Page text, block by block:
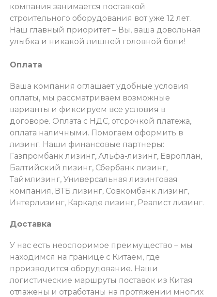
компания занимается поставкой
строительного оборудования вот уже 12 лет.
Наш главный приоритет – Вы, ваша довольная
улыбка и никакой лишней головной боли!
Оплата
Ваша компания оглашает удобные условия
оплаты, мы рассматриваем возможные
варианты и фиксируем все условия в
договоре. Оплата с НДС, отсрочкой платежа,
оплата наличными. Помогаем оформить в
лизинг. Наши финансовые партнеры:
Газпромбанк лизинг, Альфа-лизинг, Европлан,
Балтийский лизинг, Сбербанк лизинг,
Таймлизинг, Универсальная лизинговая
компания, ВТБ лизинг, Совкомбанк лизинг,
Интерлизинг, Каркаде лизинг, Реалист лизинг.
Доставка
У нас есть неоспоримое преимущество – мы
находимся на границе с Китаем, где
производится оборудование. Наши
логистические маршруты поставок из Китая
отлажены и отработаны на протяжении многих